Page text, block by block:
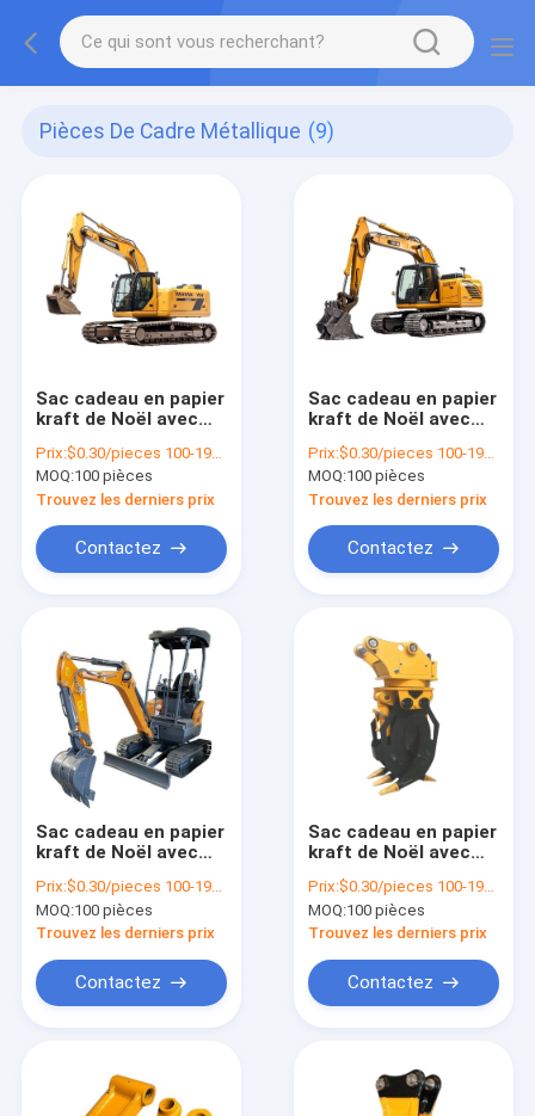
Pièces De Cadre Métallique (9)
Sac cadeau en papier
kraft de Noël avec
pour la fête de Noël
Prix:$0.30/pieces 100-1999 pieces
MOQ:100 pièces
Trouvez les derniers prix
Contactez
Sac cadeau en papier
kraft de Noël avec
pour la fête de Noël
Prix:$0.30/pieces 100-1999 pieces
MOQ:100 pièces
Trouvez les derniers prix
Contactez
Sac cadeau en papier
kraft de Noël avec
pour la fête de Noël
Prix:$0.30/pieces 100-1999 pieces
MOQ:100 pièces
Trouvez les derniers prix
Contactez
Sac cadeau en papier
kraft de Noël avec
pour la fête de Noël
Prix:$0.30/pieces 100-1999 pieces
MOQ:100 pièces
Trouvez les derniers prix
Contactez